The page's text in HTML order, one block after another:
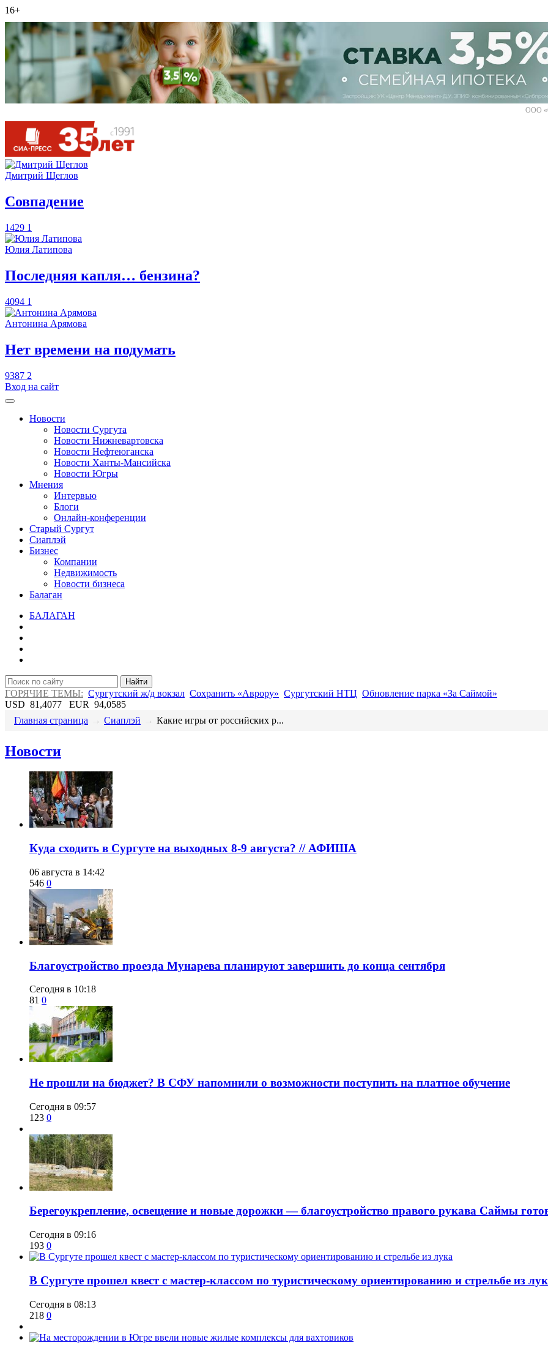
16+
ООО
Дмитрий Щеглов
​Совпадение
1429 1
Юлия Латипова
​Последняя капля… бензина?
4094 1
Антонина Арямова
​Нет времени на подумать
9387 2
Вход на сайт
Новости
Новости Сургута
Новости Нижневартовска
Новости Нефтеюганска
Новости Ханты-Мансийска
Новости Югры
Мнения
Интервью
Блоги
Онлайн-конференции
Старый Сургут
Сиаплэй
Бизнес
Компании
Недвижимость
Новости бизнеса
Балаган
БАЛАГАН
Найти
ГОРЯЧИЕ ТЕМЫ: Сургутский ж/д вокзал Сохранить «Аврору» Сургутский НТЦ Обновление парка «За Саймой»
USD 81,4077 EUR 94,0585
Главная страница → Сиаплэй → Какие игры от российских р...
Новости
​Куда сходить в Сургуте на выходных 8-9 августа? // АФИША
06 августа в 14:42
546 0
Благоустройство проезда Мунарева планируют завершить до конца сентября
Сегодня в 10:18
81 0
Не прошли на бюджет? В СФУ напомнили о возможности поступить на платное обучение
Сегодня в 09:57
123 0
Берегоукрепление, освещение и новые дорожки — благоустройство правого рукава Саймы
Сегодня в 09:16
193 0
В Сургуте прошел квест с мастер-классом по туристическому ориентированию и стрельбе из
Сегодня в 08:13
218 0